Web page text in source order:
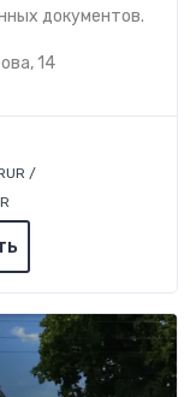
документов.
14
/